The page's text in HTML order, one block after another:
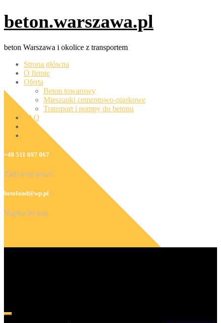
Skip
to
content
beton.warszawa.pl
beton Warszawa i okolice z transportem
Strona główna
O firmie
Oferta
Beton towarowy
Mieszanki cementowo-piaskowe
Transport i pompy do betonu
FAQ
Blog
Kontakt
+48 511 697 067
Zadzwoń teraz!
betoland@wp.pl
Napisz do nas